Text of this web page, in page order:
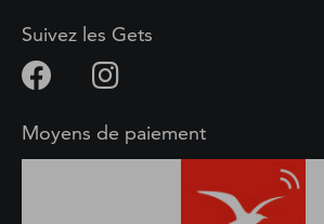
Suivez les Gets
Moyens de paiement